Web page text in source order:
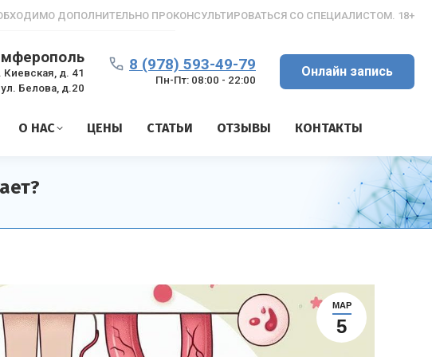
ДОПОЛНИТЕЛЬНО ПРОКОНСУЛЬТИРОВАТЬСЯ СО СПЕЦИАЛИСТОМ. 18+
Киевская, д. 41
ул. Белова, д.20
8 (978) 593-49-79
Пн-Пт: 08:00 - 22:00
Онлайн запись
О НАС ЦЕНЫ СТАТЬИ ОТЗЫВЫ КОНТАКТЫ
МАР
5